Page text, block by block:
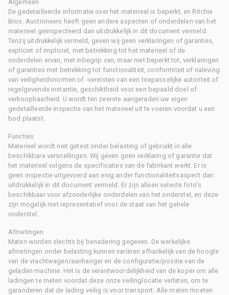
Algemeen
De gedetailleerde informatie over het materieel is beperkt, en Ritchie
Bros. Auctioneers heeft geen andere aspecten of onderdelen van het
materieel geïnspecteerd dan uitdrukkelijk in dit document vermeld.
Tenzij uitdrukkelijk vermeld, geven wij geen verklaringen of garanties,
expliciet of impliciet, met betrekking tot het materieel of de
onderdelen ervan, met inbegrip van, maar niet beperkt tot, verklaringen
of garanties met betrekking tot functionaliteit, conformiteit of naleving
van veiligheidsnormen of -vereisten van een toepasselijke autoriteit of
regelgevende instantie, geschiktheid voor een bepaald doel of
verkoopbaarheid. U wordt ten zeerste aangeraden uw eigen
gedetailleerde inspectie van het materieel uit te voeren voordat u een
bod plaatst.
Functies
Materieel wordt niet getest onder belasting of gebruikt in alle
beschikbare versnellingen. Wij geven geen verklaring of garantie dat
het materieel volgens de specificaties van de fabrikant werkt. Er is
geen inspectie uitgevoerd aan enig ander functionaliteitsaspect dan
uitdrukkelijk in dit document vermeld. Er zijn alleen selecte foto's
beschikbaar voor afzonderlijke onderdelen van het onderstel, en deze
zijn mogelijk niet representatief voor de staat van het gehele
onderstel.
Afmetingen
Maten worden slechts bij benadering gegeven. De werkelijke
afmetingen onder belasting kunnen variëren afhankelijk van de hoogte
van de vrachtwagen/aanhanger en de configuratie/positie van de
geladen machine. Het is de verantwoordelijkheid van de koper om alle
ladingen te meten voordat deze onze veilinglocatie verlaten, om te
garanderen dat de lading veilig is voor transport. Alle maten moeten